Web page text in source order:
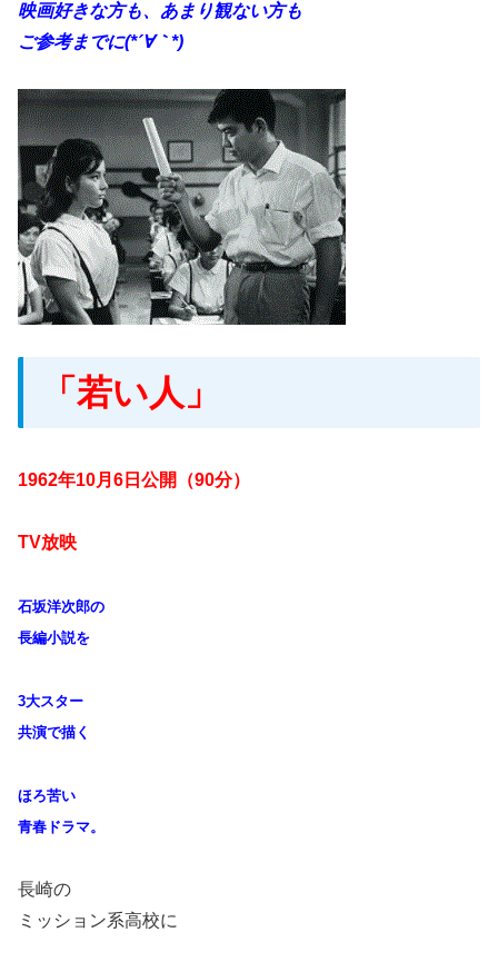
映画好きな方も、あまり観ない方も
ご参考までに(*´∀｀*)
「若い人」
1962年10月6日公開（90分）
TV放映
石坂洋次郎の
長編小説を
3大スター
共演で描く
ほろ苦い
青春ドラマ。
長崎の
ミッション系高校に